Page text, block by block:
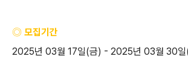
◎ 모집기간
2025년 03월 17일(금) - 2025년 03월 30일